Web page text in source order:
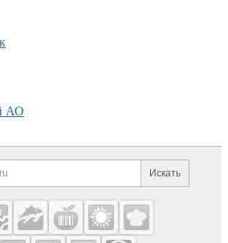
АО
информация
Поиск по сайту и
Искать
полезные проекты
—